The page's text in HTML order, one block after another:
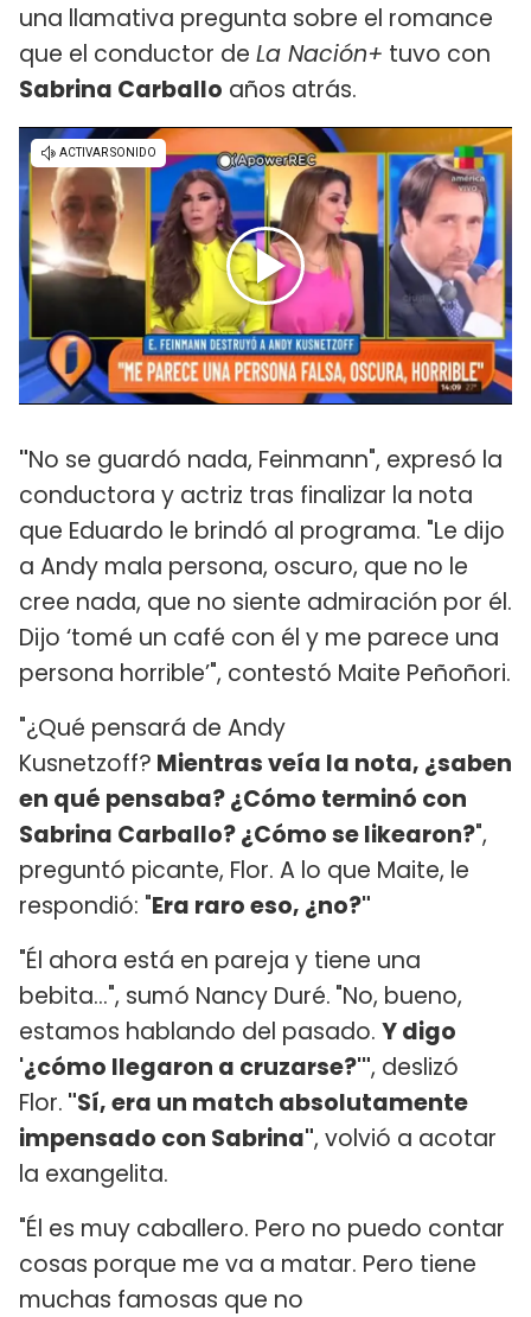
una llamativa pregunta sobre el romance
que el conductor de La Nación+ tuvo con
Sabrina Carballo años atrás.
"No se guardó nada, Feinmann", expresó la
conductora y actriz tras finalizar la nota
que Eduardo le brindó al programa. "Le dijo
a Andy mala persona, oscuro, que no le
cree nada, que no siente admiración por él.
Dijo ‘tomé un café con él y me parece una
persona horrible’", contestó Maite Peñoñori.
"¿Qué pensará de Andy
Kusnetzoff? Mientras veía la nota, ¿saben
en qué pensaba? ¿Cómo terminó con
Sabrina Carballo? ¿Cómo se likearon?",
preguntó picante, Flor. A lo que Maite, le
respondió: "Era raro eso, ¿no?"
"Él ahora está en pareja y tiene una
bebita...", sumó Nancy Duré. "No, bueno,
estamos hablando del pasado. Y digo
'¿cómo llegaron a cruzarse?'", deslizó
Flor. "Sí, era un match absolutamente
impensado con Sabrina", volvió a acotar
la exangelita.
"Él es muy caballero. Pero no puedo contar
cosas porque me va a matar. Pero tiene
muchas famosas que no